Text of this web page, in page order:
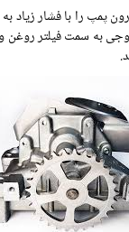
پمپ را با فشار زیاد
به سمت فیلتر روغن